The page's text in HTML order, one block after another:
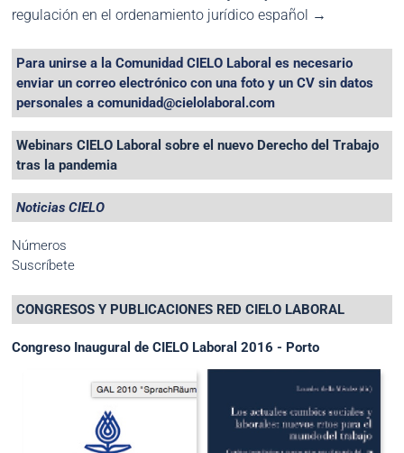
regulación en el ordenamiento jurídico español →
Para unirse a la Comunidad CIELO Laboral es necesario
enviar un correo electrónico con una foto y un CV sin datos
personales a comunidad@cielolaboral.com
Webinars CIELO Laboral sobre el nuevo Derecho del Trabajo
tras la pandemia
Noticias CIELO
Números
Suscríbete
CONGRESOS Y PUBLICACIONES RED CIELO LABORAL
Congreso Inaugural de CIELO Laboral 2016 - Porto